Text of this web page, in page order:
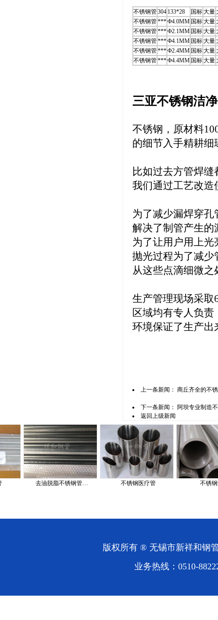
不锈钢管304 133*28 国标大量
不锈钢管***Ф4.0MM 国标大量
不锈钢管***Ф2.1MM 国标大量
不锈钢管***Ф4.1MM 国标大量
不锈钢管***Ф2.4MM 国标大量
不锈钢管***Ф4.4MM 国标大量
三亚不锈钢洁
不锈钢，原材料
的细节入手精耕
比如过去方管焊
我们通过工艺改造
为了减少漏焊穿
解决了制管产生的
为了让用户用上
抛光过程为了减少
从这些点滴细微
生产管理现场采取
区域均有专人负
环境保证了生产出
上一条新闻： 商丘齐全的不
下一条新闻：
阿坝专业制造
返回上级新闻
去油脱脂不锈钢管… 不锈钢医疗管 不锈钢焊管
版权所有 ® 无锡市新祥和
业务热线：0510-